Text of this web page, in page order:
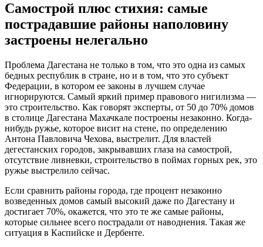
Самострой плюс стихия: самые
пострадавшие районы наполовину
застроены нелегально
Проблема Дагестана не только в том, что это одна из самых
бедных республик в стране, но и в том, что это субъект
Федерации, в котором ее законы в лучшем случае
игнорируются. Самый яркий пример правового нигилизма —
это строительство. Как говорят эксперты, от 50 до 70% домов
в столице Дагестана Махачкале построены незаконно. Когда-
нибудь ружье, которое висит на стене, по определению
Антона Павловича Чехова, выстрелит. Для властей
дегестанских городов, закрывавших глаза на самострой,
отсутствие ливневки, строительство в поймах горных рек, это
ружье выстрелило сейчас.
Если сравнить районы города, где процент незаконно
возведенных домов самый высокий даже по Дагестану и
достигает 70%, окажется, что это те же самые районы,
которые сильнее всего пострадали от наводнения. Такая же
ситуация в Каспийске и Дербенте.